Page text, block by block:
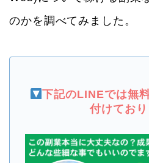
のかを調べてみました。
下記のLINEでは無
付けてお